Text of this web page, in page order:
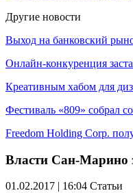
Другие новости
Выход на банковский
Онлайн-конкуренция
Креативным хабом для
Фестиваль «809» собрал
Freedom Holding Corp.
Власти Сан-Марино
01.02.2017 | 16:04 Статьи